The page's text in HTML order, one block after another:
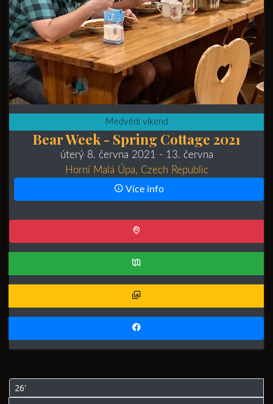
Medvědí víkend
Bear Week - Spring Cottage 2021
úterý 8. června 2021
- 13. června
Horní Malá Úpa, Czech Republic
Více info
26'